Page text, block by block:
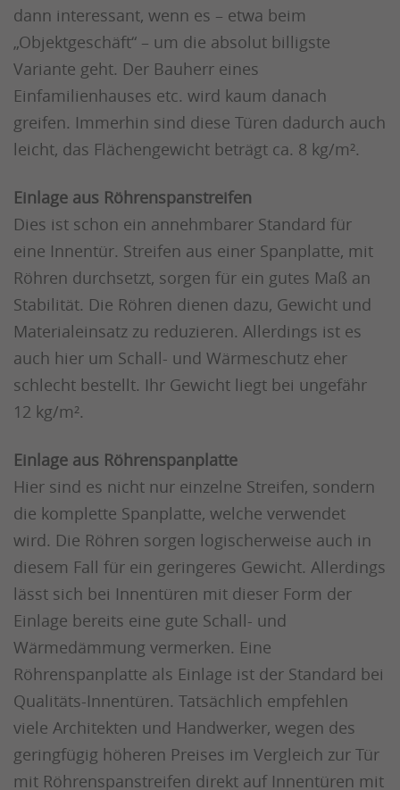
dann interessant, wenn es – etwa beim
„Objektgeschäft“ – um die absolut billigste
Variante geht. Der Bauherr eines
Einfamilienhauses etc. wird kaum danach
greifen. Immerhin sind diese Türen dadurch auch
leicht, das Flächengewicht beträgt ca. 8 kg/m².
Einlage aus Röhrenspanstreifen
Dies ist schon ein annehmbarer Standard für
eine Innentür. Streifen aus einer Spanplatte, mit
Röhren durchsetzt, sorgen für ein gutes Maß an
Stabilität. Die Röhren dienen dazu, Gewicht und
Materialeinsatz zu reduzieren. Allerdings ist es
auch hier um Schall- und Wärmeschutz eher
schlecht bestellt. Ihr Gewicht liegt bei ungefähr
12 kg/m².
Einlage aus Röhrenspanplatte
Hier sind es nicht nur einzelne Streifen, sondern
die komplette Spanplatte, welche verwendet
wird. Die Röhren sorgen logischerweise auch in
diesem Fall für ein geringeres Gewicht. Allerdings
lässt sich bei Innentüren mit dieser Form der
Einlage bereits eine gute Schall- und
Wärmedämmung vermerken. Eine
Röhrenspanplatte als Einlage ist der Standard bei
Qualitäts-Innentüren. Tatsächlich empfehlen
viele Architekten und Handwerker, wegen des
geringfügig höheren Preises im Vergleich zur Tür
mit Röhrenspanstreifen direkt auf Innentüren mit